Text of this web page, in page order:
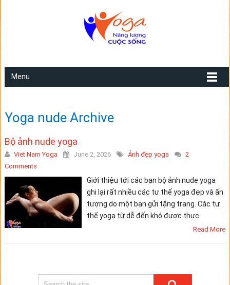
Menu
Yoga nude Archive
Bộ ảnh nude yoga
Viet Nam Yoga June 2, 2026 Ảnh đẹp yoga
2
Comments
Giới thiệu tới các bạn bộ ảnh nude yoga
ghi lại rất nhiều các tư thế yoga đẹp và ấn
tượng do một bạn gửi tặng trang. Các tư
thế yoga từ dễ đến khó được thực
Read More